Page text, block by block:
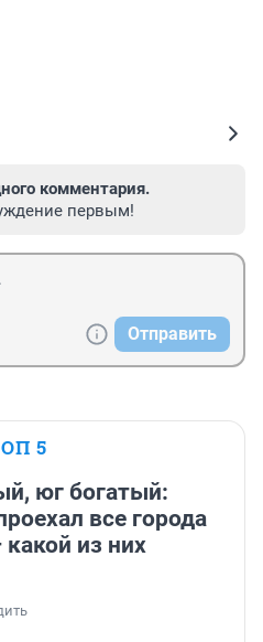
комментария.
первым!
Отправить
5
юг богатый:
все города
из них